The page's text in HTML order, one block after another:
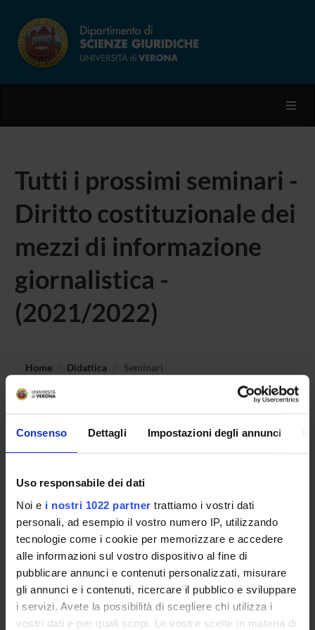
Consenso Dettagli Impostazioni degli annunci
Uso responsabile dei dati
Noi e i nostri 1022 partner trattiamo i vostri dati
personali, ad esempio il vostro numero IP, utilizzando
tecnologie come i cookie per memorizzare e accedere
alle informazioni sul vostro dispositivo al fine di
pubblicare annunci e contenuti personalizzati, misurare
gli annunci e i contenuti, ricercare il pubblico e sviluppare
i servizi. Avete la possibilità di scegliere chi utilizza i
vostri dati e per quali scopi. Le vostre scelte in materia di
Tutti i prossimi seminari -
Diritto costituzionale dei
mezzi di informazione
giornalistica -
(2021/2022)
Home Didattica Seminari
informazione giornalistica.
OFFERTA FORMATIVA
CORSI DI STUDIO
DOTTORATI DI RICERCA E FORMAZIONE
SUPERIORE
Contatti